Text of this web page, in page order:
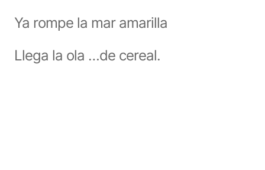
Ya rompe la mar amarilla
Llega la ola …de cereal.